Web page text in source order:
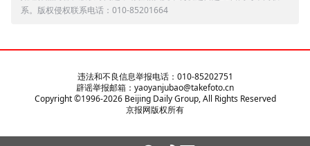
系。版权侵权联系电话：010-85201664
违法和不良信息举报电话：010-85202751
辟谣举报邮箱：yaoyanjubao@takefoto.cn
Copyright ©1996-2026Beijing Daily Group, All Rights Reserved
京报网版权所有